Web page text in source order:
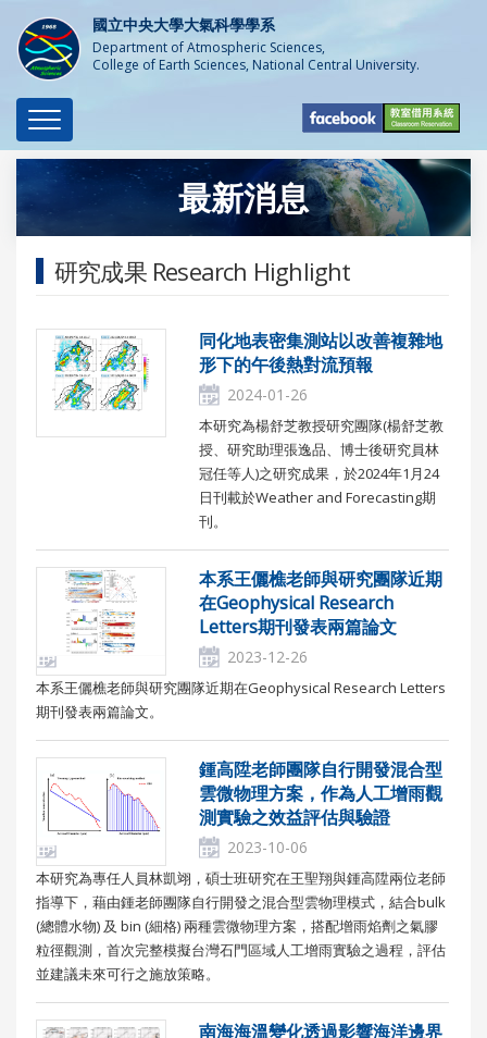
國立中央大學大氣科學學系
Department of Atmospheric Sciences,
College of Earth Sciences, National Central University.
Toggle
navigation
最新消息
研究成果 Research Highlight
同化地表密集測站以改善複雜地
形下的午後熱對流預報
2024-01-26
本研究為楊舒芝教授研究團隊(楊舒芝教
授、研究助理張逸品、博士後研究員林
冠任等人)之研究成果，於2024年1月24
日刊載於Weather and Forecasting期
刊。
本系王儷樵老師與研究團隊近期
在Geophysical Research
Letters期刊發表兩篇論文
2023-12-26
本系王儷樵老師與研究團隊近期在Geophysical Research Letters
期刊發表兩篇論文。
鍾高陞老師團隊自行開發混合型
雲微物理方案，作為人工增雨觀
測實驗之效益評估與驗證
2023-10-06
本研究為專任人員林凱翊，碩士班研究在王聖翔與鍾高陞兩位老師
指導下，藉由鍾老師團隊自行開發之混合型雲物理模式，結合bulk
(總體水物) 及 bin (細格) 兩種雲微物理方案，搭配增雨焰劑之氣膠
粒徑觀測，首次完整模擬台灣石門區域人工增雨實驗之過程，評估
並建議未來可行之施放策略。
南海海溫變化透過影響海洋邊界